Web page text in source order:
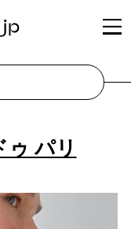
ゥ パリ